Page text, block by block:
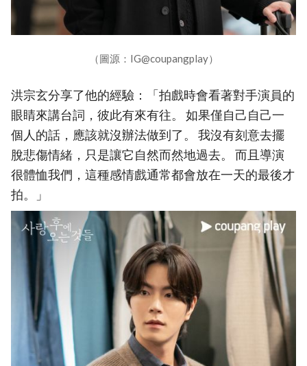
（圖源：IG@coupangplay）
洪宗玄分享了他的經驗：「拍戲時會看著對手演員的
眼睛來講台詞，彼此有來有往。 如果僅自己自己一
個人的話，應該就沒辦法做到了。 我沒有刻意去擺
脫悲傷情緒，只是讓它自然而然地過去。 而且導演
很體恤我們，這種感情戲通常都會放在一天的最後才
拍。」